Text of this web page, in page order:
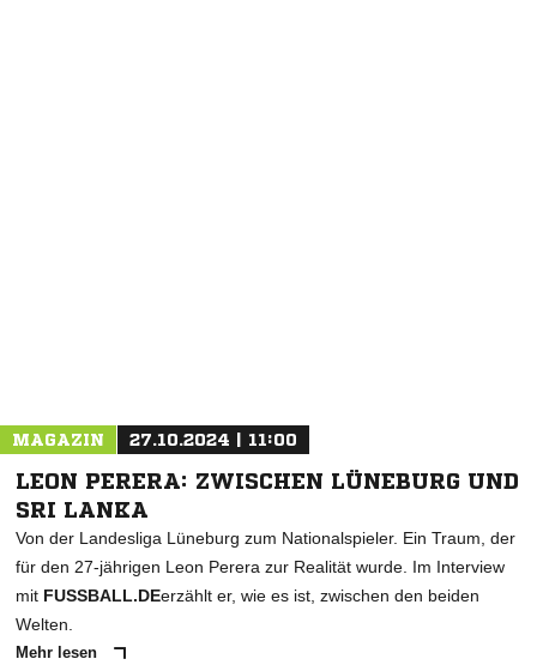
MAGAZIN 27.10.2024 | 11:00
LEON PERERA: ZWISCHEN LÜNEBURG UND
SRI LANKA
Von der Landesliga Lüneburg zum Nationalspieler. Ein Traum, der
für den 27-jährigen Leon Perera zur Realität wurde. Im Interview
mit FUSSBALL.DEerzählt er, wie es ist, zwischen den beiden
Welten.
Mehr lesen